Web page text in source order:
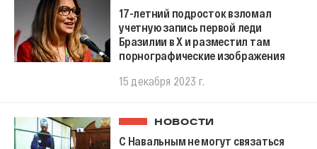
17-летний подросток взломал
учетную запись первой леди
Бразилии в X и разместил там
порнографические изображения
15 декабря 2023 г.
НОВОСТИ
С Навальным не могут связаться